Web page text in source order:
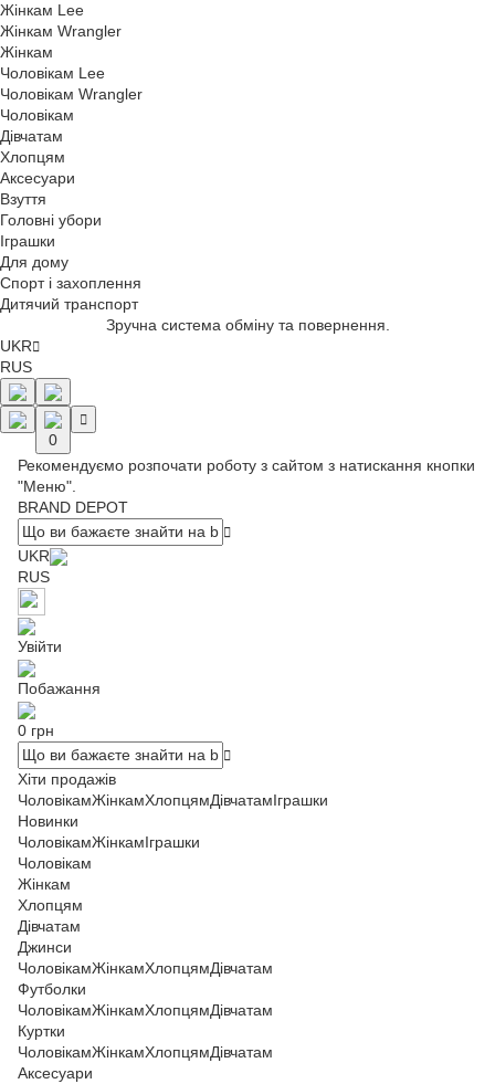
Жінкам Lee
Жінкам Wrangler
Жінкам
Чоловікам Lee
Чоловікам Wrangler
Чоловікам
Дівчатам
Хлопцям
Аксесуари
Взуття
Головні убори
Іграшки
Для дому
Спорт і захоплення
Дитячий транспорт
Зручна система обміну та повернення.
UKR
RUS
0
Рекомендуємо розпочати роботу з сайтом з натискання кнопки
"Меню".
BRAND DEPOT
UKR
RUS
Увійти
Побажання
0 грн
Хіти продажів
ЧоловікамЖінкамХлопцямДівчатамІграшки
Новинки
ЧоловікамЖінкамІграшки
Чоловікам
Жінкам
Хлопцям
Дівчатам
Джинси
ЧоловікамЖінкамХлопцямДівчатам
Футболки
ЧоловікамЖінкамХлопцямДівчатам
Куртки
ЧоловікамЖінкамХлопцямДівчатам
Аксесуари